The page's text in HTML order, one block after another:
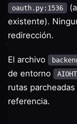
oauth.py:1536
existente).
redirección.
El archivo
de entorno
rutas
referencia.